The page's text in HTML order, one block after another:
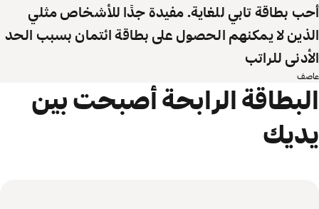
أحب بطاقة تابي للغاية. مفيدة جدًا للأشخاص مثلي
الذين لا يمكنهم الحصول على بطاقة ائتمان بسبب الحد
الأدنى للراتب
عاصف
البطاقة الرابحة أصبحت بين
يديك